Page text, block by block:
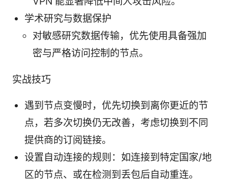
学术研究与数据保护
对敏感研究数据传输，优先使用具备强加
密与严格访问控制的节点。
实战技巧
遇到节点变慢时，优先切换到离你更近的节
点，若多次切换仍无改善，考虑切换到不同
提供商的订阅链接。
设置自动连接的规则：如连接到特定国家/地
区的节点、或在检测到丢包后自动重连。